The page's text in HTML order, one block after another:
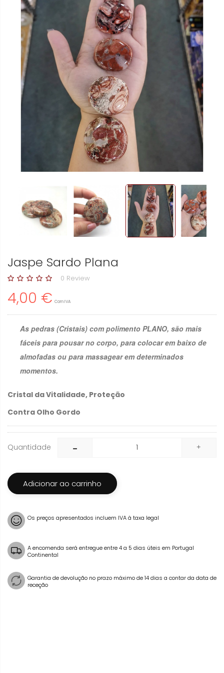
Jaspe Sardo Plana
0 Review
4,00 € Com IVA
As pedras (Cristais) com polimento PLANO, são mais
fáceis para pousar no corpo, para colocar em baixo de
almofadas ou para massagear em determinados
momentos.
Cristal da Vitalidade, Proteção
Contra Olho Gordo
Quantidade
Adicionar ao carrinho
Os preços apresentados incluem IVA à taxa legal
A encomenda será entregue entre 4 a 5 dias úteis em Portugal
Continental
Garantia de devolução no prazo máximo de 14 dias a contar da data de
receção